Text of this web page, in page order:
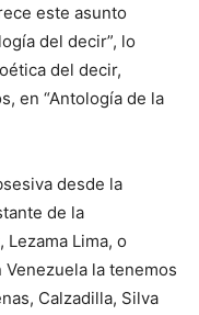
este asunto
del decir”, lo
del decir,
en “Antología de la
desde la
de la
Lima, o
la tenemos
Calzadilla, Silva